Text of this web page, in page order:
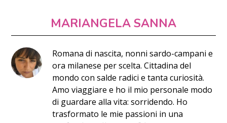
MARIANGELA SANNA
Romana di nascita, nonni sardo-campani e
ora milanese per scelta. Cittadina del
mondo con salde radici e tanta curiosità.
Amo viaggiare e ho il mio personale modo
di guardare alla vita: sorridendo. Ho
trasformato le mie passioni in una